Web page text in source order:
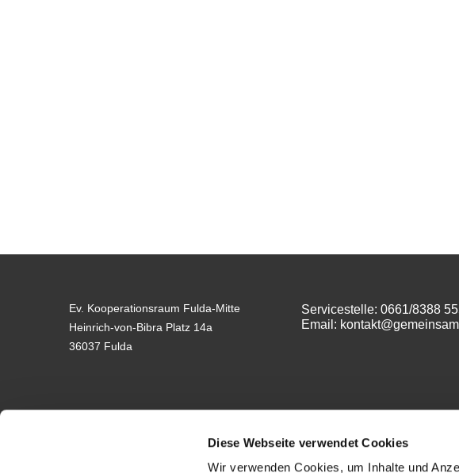
Diese Webseite verwendet Cookies
Wir verwenden Cookies, um Inhalte und
Ev. Kooperationsraum Fulda-Mitte
Heinrich-von-Bibra Platz 14a
36037 Fulda
Servicestelle: 0661/8388
Email: